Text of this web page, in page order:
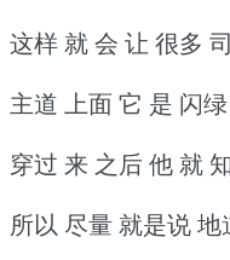
这样 就 会 让 很多
主道 上面 它 是 闪
穿过 来 之后 他 就
所以 尽量 就是说